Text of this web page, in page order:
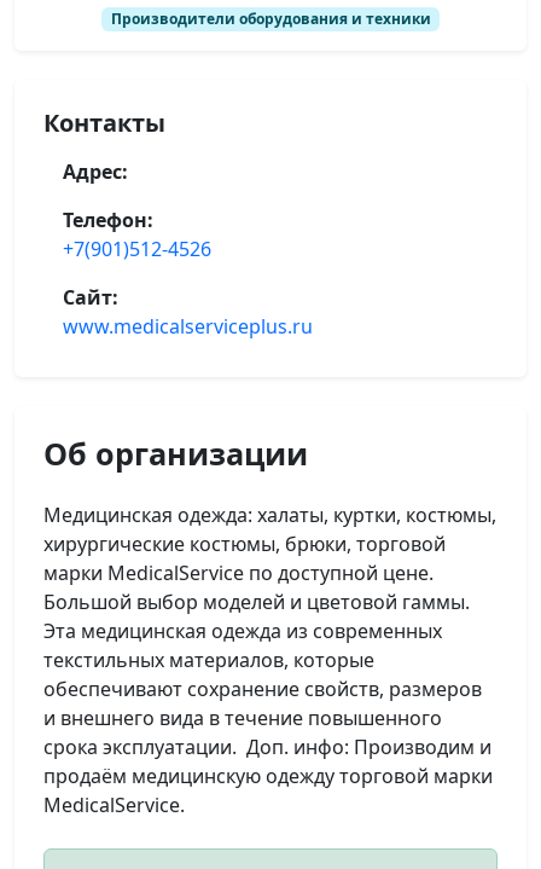
Производители оборудования и техники
Контакты
Адрес:
Телефон:
+7(901)512-4526
Сайт:
www.medicalserviceplus.ru
Об организации
Медицинская одежда: халаты, куртки, костюмы,
хирургические костюмы, брюки, торговой
марки MedicalService по доступной цене.
Большой выбор моделей и цветовой гаммы.
Эта медицинская одежда из современных
текстильных материалов, которые
обеспечивают сохранение свойств, размеров
и внешнего вида в течение повышенного
срока эксплуатации. Доп. инфо: Производим и
продаём медицинскую одежду торговой марки
MedicalService.